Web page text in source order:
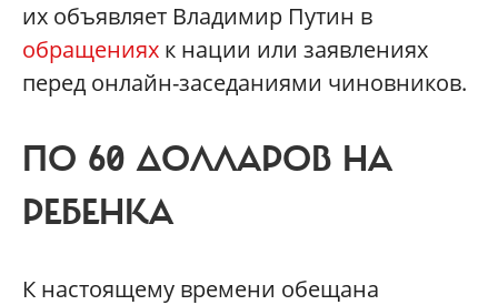
их объявляет Владимир Путин в
обращениях к нации или заявлениях
перед онлайн-заседаниями чиновников.
ПО 60 ДОЛЛАРОВ НА
РЕБЕНКА
К настоящему времени обещана